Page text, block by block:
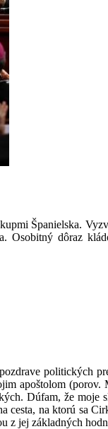
Španielska.
Osobitný dôraz
politických
apoštolom
Dúfam, že
na ktorú sa
z jej základných